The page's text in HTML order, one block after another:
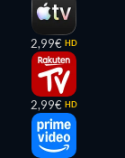
2,99€ HD
2,99€ HD